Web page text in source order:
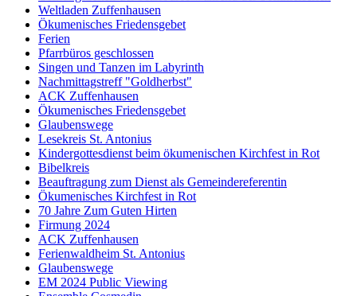
Weltladen Zuffenhausen
Ökumenisches Friedensgebet
Ferien
Pfarrbüros geschlossen
Singen und Tanzen im Labyrinth
Nachmittagstreff "Goldherbst"
ACK Zuffenhausen
Ökumenisches Friedensgebet
Glaubenswege
Lesekreis St. Antonius
Kindergottesdienst beim ökumenischen Kirchfest in Rot
Bibelkreis
Beauftragung zum Dienst als Gemeindereferentin
Ökumenisches Kirchfest in Rot
70 Jahre Zum Guten Hirten
Firmung 2024
ACK Zuffenhausen
Ferienwaldheim St. Antonius
Glaubenswege
EM 2024 Public Viewing